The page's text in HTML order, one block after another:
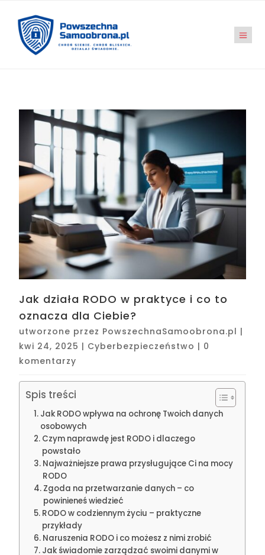
Jak działa RODO w praktyce i co to
oznacza dla Ciebie?
utworzone przez PowszechnaSamoobrona.pl |
kwi 24, 2025 | Cyberbezpieczeństwo | 0
komentarzy
Spis treści
Jak RODO wpływa na ochronę Twoich danych
osobowych
Czym naprawdę jest RODO i dlaczego
powstało
Najważniejsze prawa przysługujące Ci na mocy
RODO
Zgoda na przetwarzanie danych – co
powinieneś wiedzieć
RODO w codziennym życiu – praktyczne
przykłady
Naruszenia RODO i co możesz z nimi zrobić
Jak świadomie zarządzać swoimi danymi w